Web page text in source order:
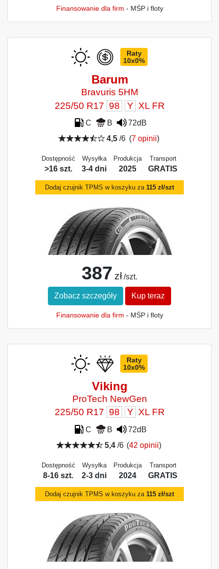
Finansowanie dla firm - MŚP i floty
Raty
10x0%
Barum
Bravuris 5HM
225/50 R17 98 Y XL FR
C B
72dB
4,5 /6 (7 opinii)
Dostępność
>16 szt.
Wysyłka
3-4 dni
Produkcja
2025
Transport
GRATIS
Dodaj czujnik TPMS w koszyku za 115 zł/szt
387 zł /szt.
Zobacz szczegóły Kup teraz
Finansowanie dla firm - MŚP i floty
Raty
10x0%
Viking
ProTech NewGen
225/50 R17 98 Y XL FR
C B
72dB
5,4/6 (42 opinii)
Dostępność
8-16 szt.
Wysyłka
2-3 dni
Produkcja
2024
Transport
GRATIS
Dodaj czujnik TPMS w koszyku za 115 zł/szt